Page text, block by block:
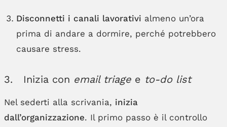
Disconnetti i canali lavorativi almeno un’ora
prima di andare a dormire, perché potrebbero
causare stress.
3. Inizia con email triagee to-do list
Nel sederti alla scrivania, inizia
dall’organizzazione. Il primo passo è il controllo